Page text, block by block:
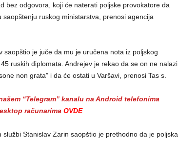
bez odgovora, koji će naterati poljske provokatore da
ruskog ministarstva, prenosi agencija
saopštio je juče da mu je uručena nota iz poljskog
ruskih diplomata. Andrejev je rekao da se on ne nalazi
non grata” i da će ostati u Varšavi, prenosi Tas s.
“Telegram” kanalu na Android telefonima
računarima OVDE
Stanislav Zarin saopštio je prethodno da je poljska